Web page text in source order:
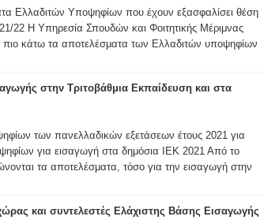
Ελλαδιτών Υποψηφίων που έχουν εξασφαλίσει θέση
22 Η Υπηρεσία Σπουδών και Φοιτητικής Μέριμνας
κάτω τα αποτελέσματα των Ελλαδιτών υποψηφίων
στην Τριτοβάθμια Εκπαίδευση και στα
των πανελλαδικών εξετάσεων έτους 2021 για
για εισαγωγή στα δημόσια ΙΕΚ 2021 Από το
τα αποτελέσματα, τόσο για την εισαγωγή στην
και συντελεστές Ελάχιστης Βάσης Εισαγωγής